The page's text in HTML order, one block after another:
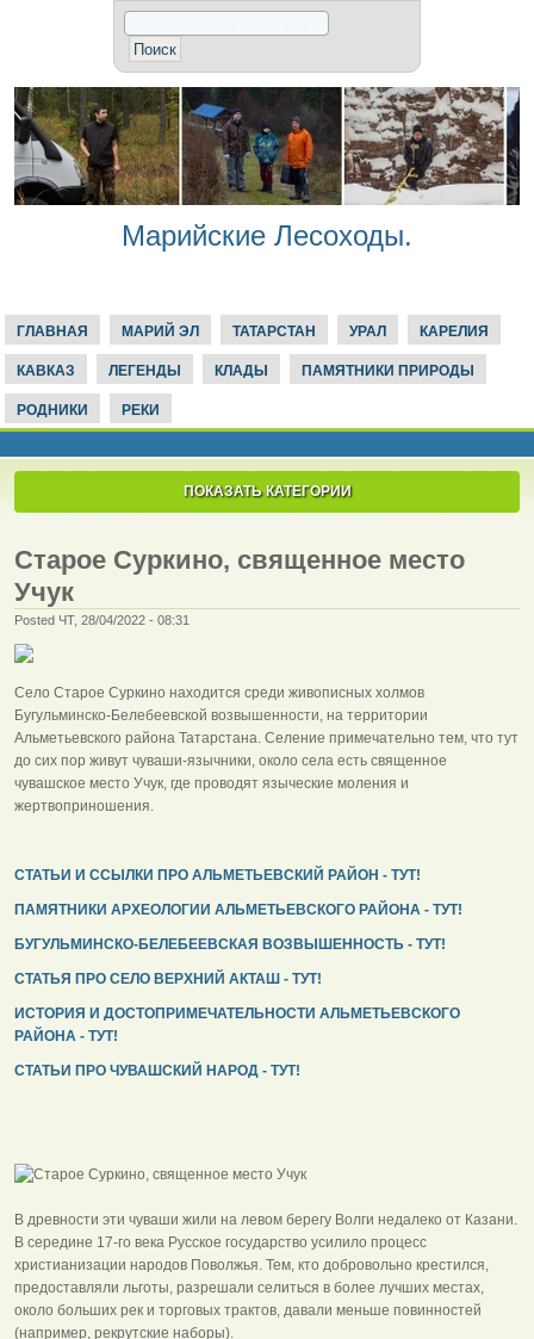
Марийские Лесоходы.
ГЛАВНАЯ МАРИЙ ЭЛ ТАТАРСТАН УРАЛ КАРЕЛИЯ
КАВКАЗ ЛЕГЕНДЫ КЛАДЫ ПАМЯТНИКИ ПРИРОДЫ
РОДНИКИ РЕКИ
ПОКАЗАТЬ КАТЕГОРИИ
Старое Суркино, священное место
Учук
Posted ЧТ, 28/04/2022 - 08:31
Село Старое Суркино находится среди живописных холмов
Бугульминско-Белебеевской возвышенности, на территории
Альметьевского района Татарстана. Селение примечательно тем, что тут
до сих пор живут чуваши-язычники, около села есть священное
чувашское место Учук, где проводят языческие моления и
жертвоприношения.
СТАТЬИ И ССЫЛКИ ПРО АЛЬМЕТЬЕВСКИЙ РАЙОН - ТУТ!
ПАМЯТНИКИ АРХЕОЛОГИИ АЛЬМЕТЬЕВСКОГО РАЙОНА - ТУТ!
БУГУЛЬМИНСКО-БЕЛЕБЕЕВСКАЯ ВОЗВЫШЕННОСТЬ - ТУТ!
СТАТЬЯ ПРО СЕЛО ВЕРХНИЙ АКТАШ - ТУТ!
ИСТОРИЯ И ДОСТОПРИМЕЧАТЕЛЬНОСТИ АЛЬМЕТЬЕВСКОГО
РАЙОНА - ТУТ!
СТАТЬИ ПРО ЧУВАШСКИЙ НАРОД - ТУТ!
В древности эти чуваши жили на левом берегу Волги недалеко от Казани.
В середине 17-го века Русское государство усилило процесс
христианизации народов Поволжья. Тем, кто добровольно крестился,
предоставляли льготы, разрешали селиться в более лучших местах,
около больших рек и торговых трактов, давали меньше повинностей
(например, рекрутские наборы).